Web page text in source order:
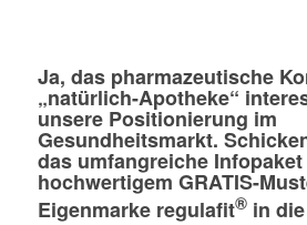
Ja, das pharmazeutische
„natürlich-Apotheke“
unsere Positionierung im
Gesundheitsmarkt.
das umfangreiche
hochwertigem GRATIS-
Eigenmarke regulafit®in die